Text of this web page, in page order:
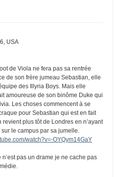
USA
de Viola ne fera pas sa rentrée
de son frère jumeau Sebastian, elle
des Illyria Boys. Mais elle
amoureuse de son binôme Duke qui
Les choses commencent à se
pour Sebastian qui est en fait
plus tôt de Londres en n’ayant
le campus par sa jumelle.
watch?v=-OYQym14GaY
pas un drame je ne cache pas